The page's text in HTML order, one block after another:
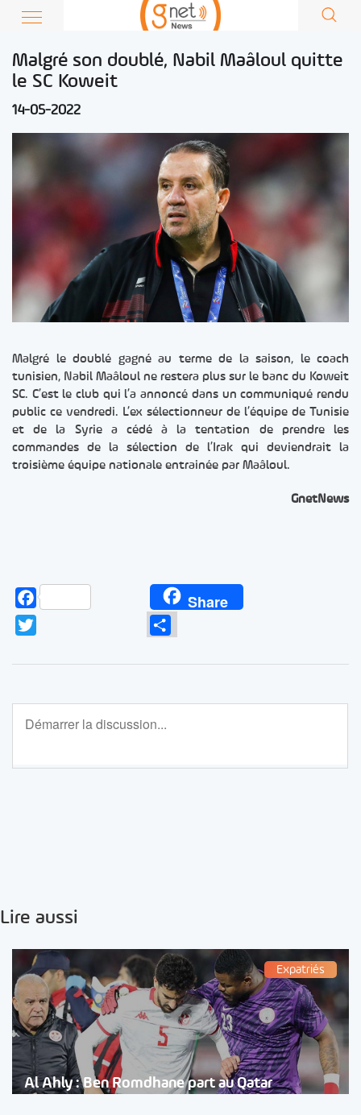
Malgré son doublé, Nabil Maâloul quitte
le SC Koweit
14-05-2022
Malgré le doublé gagné au terme de la saison, le coach
tunisien, Nabil Maâloul ne restera plus sur le banc du Koweit
SC. C’est le club qui l’a annoncé dans un communiqué rendu
public ce vendredi. L’ex sélectionneur de l’équipe de Tunisie
et de la Syrie a cédé à la tentation de prendre les
commandes de la sélection de l’Irak qui deviendrait la
troisième équipe nationale entrainée par Maâloul.
GnetNews
Facebook Share
Lire aussi
Expatriés
Al Ahly : Ben Romdhane part au Qatar